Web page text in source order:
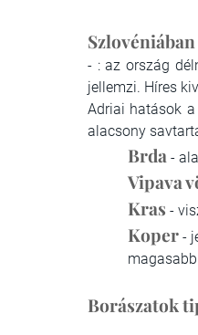
- : az ország
jellemzi. Híres
Adriai hatások
alacsony
Brda -
Vipava
Kras -
Koper -
magasabb
Borászatok